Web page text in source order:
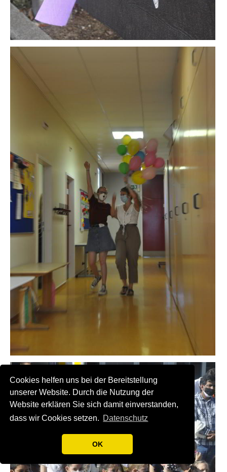
Cookies helfen uns bei der Bereitstellung
unserer Website. Durch die Nutzung der
Website erklären Sie sich damit einverstanden,
dass wir Cookies setzen. Datenschutz
OK